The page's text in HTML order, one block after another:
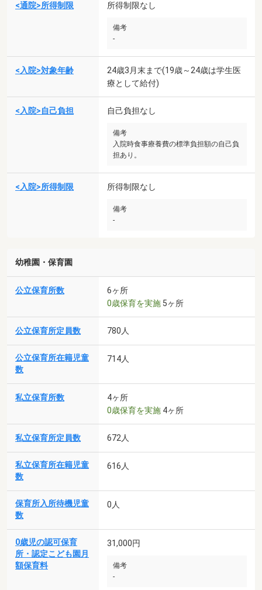
<通院>所得制限 所得制限なし
備考
-
<入院>対象年齢
24歳3月末まで(19歳～24歳は学生医
療として給付)
<入院>自己負担 自己負担なし
備考
入院時食事療養費の標準負担額の自己負
担あり。
<入院>所得制限 所得制限なし
備考
-
幼稚園・保育園
公立保育所数
6ヶ所
0歳保育を実施 5ヶ所
公立保育所定員数 780人
公立保育所在籍児童
数
714人
私立保育所数
4ヶ所
0歳保育を実施 4ヶ所
私立保育所定員数 672人
私立保育所在籍児童
数
616人
保育所入所待機児童
数
0人
0歳児の認可保育
所・認定こども園月
額保育料
31,000円
備考
-